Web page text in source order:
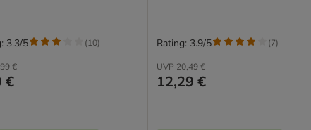
€
€
3.3/5 (10)
UVP 20,49 €
12,29 €
Rating: 3.9/5 (7)